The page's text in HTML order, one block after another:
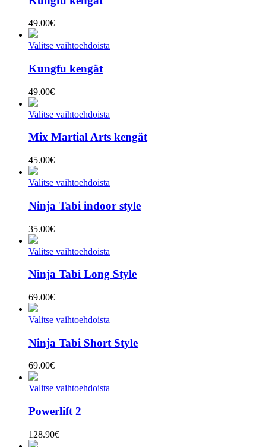
49.00€
Valitse vaihtoehdoista
Kungfu kengät
49.00€
Valitse vaihtoehdoista
Mix Martial Arts kengät
45.00€
Valitse vaihtoehdoista
Ninja Tabi indoor style
35.00€
Valitse vaihtoehdoista
Ninja Tabi Long Style
69.00€
Valitse vaihtoehdoista
Ninja Tabi Short Style
69.00€
Valitse vaihtoehdoista
Powerlift 2
128.90€